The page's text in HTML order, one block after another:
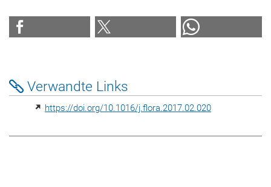
Verwandte Links
https://doi.org/10.1016/j.flora.2017.02.020